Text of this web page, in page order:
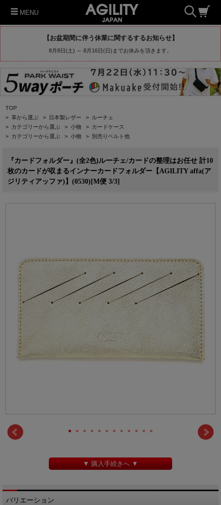
MENU
【お盆期間に伴う休業に関するするお知らせ】
8月8日(土) ～ 8月16日(日)までお休みを頂きます。
TOP
> 革から選ぶ > 日本製レザー > ルーチェ
> カテゴリーから選ぶ > 小物 > カードケース
> カテゴリーから選ぶ > 小物 > 別売りベルト他
『カードフォルダー』(全2色)ルーチェ/カードの整理はお任せ 計10
枚のカードが収まるインナーカードフォルダー【AGILITY affa(ア
ジリティアッファ)】(0530)[M便 3/3]
▼ 購入手続きへ ▼
バリエーション